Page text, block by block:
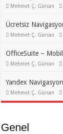
Mehmet Ç. Gürcan
Ücretsiz
Mehmet Ç. Gürcan
OfficeSuite –
Mehmet Ç. Gürcan
Yandex
Mehmet Ç. Gürcan
Genel